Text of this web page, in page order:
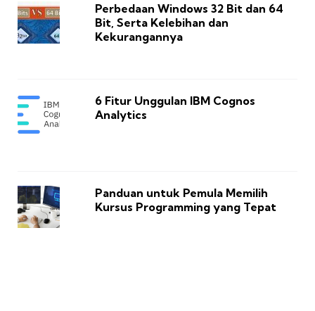
Perbedaan Windows 32 Bit dan 64
Bit, Serta Kelebihan dan
Kekurangannya
6 Fitur Unggulan IBM Cognos
Analytics
Panduan untuk Pemula Memilih
Kursus Programming yang Tepat